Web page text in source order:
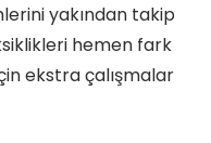
yakından takip
hemen fark
ekstra çalışmalar